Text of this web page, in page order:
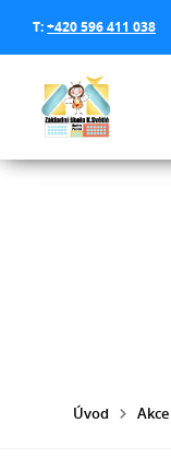
T:+420 596 411 038
Úvod Akce